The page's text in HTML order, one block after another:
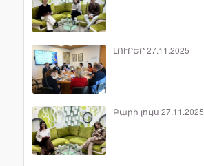
ԼՈՒՐԵՐ 27.11.2025
Բարի լույս 27.11.2025